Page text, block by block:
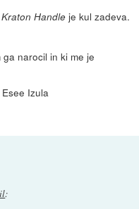
Kraton Handleje kul zadeva.
narocil in ki me je
Esee Izula
: